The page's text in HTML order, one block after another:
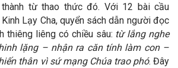
từ thao thức đó. Với 12 bài cầu
Lạy Cha, quyển sách dẫn người đọc
thiêng liêng có chiều sâu: từ lắng nghe
lặng – nhận ra căn tính làm con –
thân vì sứ mạng Chúa trao phó. Đây